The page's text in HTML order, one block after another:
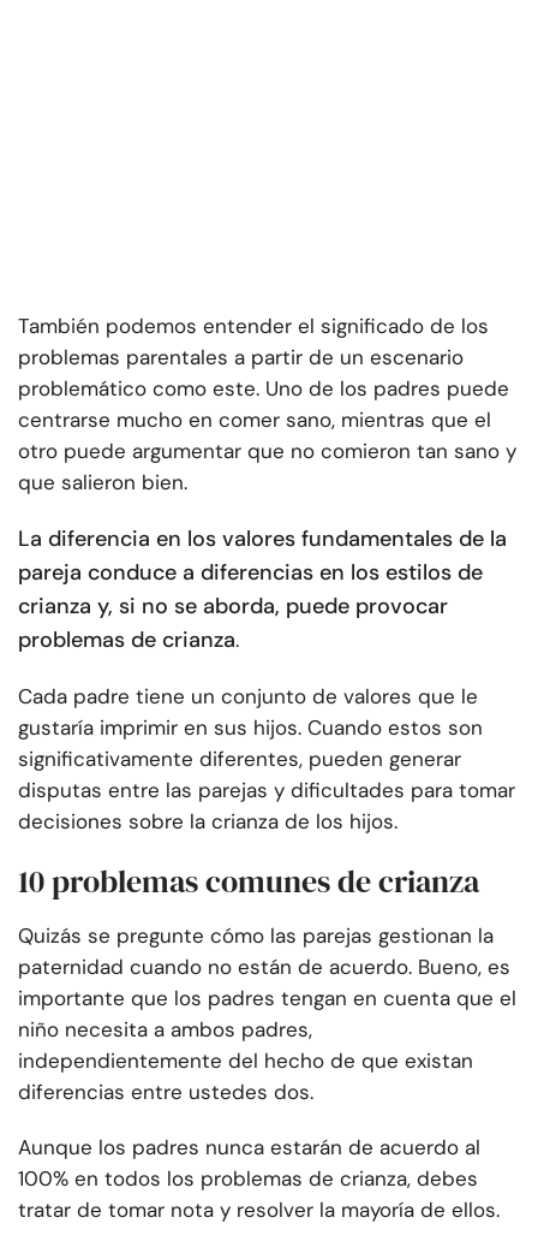
También podemos entender el significado de los
problemas parentales a partir de un escenario
problemático como este. Uno de los padres puede
centrarse mucho en comer sano, mientras que el
otro puede argumentar que no comieron tan sano y
que salieron bien.
La diferencia en los valores fundamentales de la
pareja conduce a diferencias en los estilos de
crianza y, si no se aborda, puede provocar
problemas de crianza.
Cada padre tiene un conjunto de valores que le
gustaría imprimir en sus hijos. Cuando estos son
significativamente diferentes, pueden generar
disputas entre las parejas y dificultades para tomar
decisiones sobre la crianza de los hijos.
10 problemas comunes de crianza
Quizás se pregunte cómo las parejas gestionan la
paternidad cuando no están de acuerdo. Bueno, es
importante que los padres tengan en cuenta que el
niño necesita a ambos padres,
independientemente del hecho de que existan
diferencias entre ustedes dos.
Aunque los padres nunca estarán de acuerdo al
100% en todos los problemas de crianza, debes
tratar de tomar nota y resolver la mayoría de ellos.